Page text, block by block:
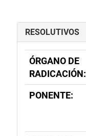
RESOLUTIVOS
ÓRGANO DE
RADICACIÓN:
PONENTE: